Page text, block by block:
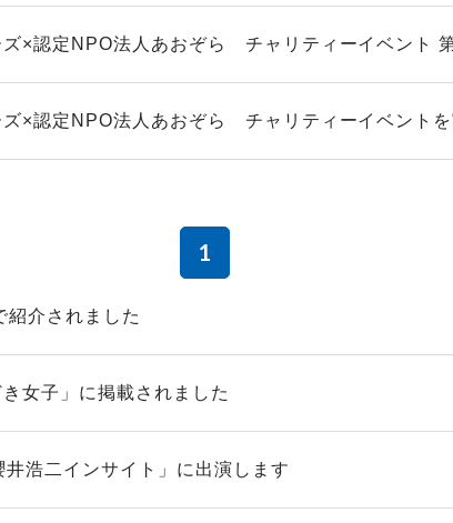
ズ×認定NPO法人あおぞら チャリティーイベント
ズ×認定NPO法人あおぞら チャリティーイベントを
1
紹介されました
き女子」に掲載されました
井浩二インサイト」に出演します